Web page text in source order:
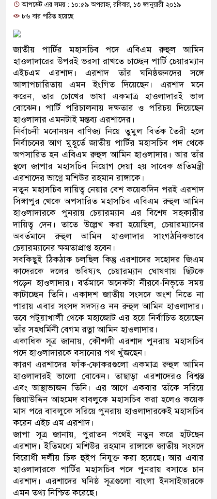
প্রধানমন্ত্রী
মাদক কারবারি গ্রেফতার
২৮ লাখ টাকার জাল নোটসহ
থানা পুলিশ
যেকোনো সময় বেনজীরের
নেতৃত্ব ও গণতন্ত্রের মূর্তমান প্রতীক
যে ভাবে ডেভিড ইমনের কাছে
‘আজহার খান’
অবৈধ বিদেশি পিস্তল, ম্যাগাজিন
জড়িত কিশোর গ্যাংয়ের চার শিশু আটক
ডাকাতির প্রস্তুতিকালে দুইজনকে
থানা পুলিশ
আপডেট এর সময় : ১০:৫৯ অপরাহ্ন, রবিবার, ১৩ জানুয়ারী ২০১৯
৮৬ বার পঠিত হয়েছে
জাতীয় পার্টির মহাসচিব পদে এবিএম রুহুল আমিন
হাওলাদারের উপরই ভরসা রাখতে চাচ্ছেন পার্টি চেয়ারম্যান
এইচএম এরশাদ। এরশাদ তাঁর ঘনিষ্ঠজনদের সঙ্গে
আলাপচারিতায় এমন ইংগিত দিয়েছেন। এরশাদ মনে
করেন, তার চোখের ভাষা একমাত্র হাওলাদারই ভাল
বোঝেন। পার্টি পরিচালনায় দক্ষতার ও পরিচয় দিয়েছেন
হাওলাদার এমনটাই মন্তব্য এরশাদের।
নির্বাচনী মনোনয়ন বাণিজ্য নিয়ে তুমুল বির্তক তৈরী হলে
নির্বাচনের আগ মুহূর্তে জাতীয় পার্টির মহাসচিব পদ থেকে
অপসারিত হন এবিএম রুহুল আমিন হাওলাদার। আর তাঁর
স্থলে জাপার মহাসচিব নিয়োগ দেয়া হয় সাবেক প্রতিমন্ত্রী
এরশাদের ভাগ্নে মশিউর রহমান রাঙ্গাকে।
নতুন মহাসচিব দায়িত্ব নেয়ার বেশ কয়েকদিন পরই এরশাদ
সিঙ্গাপুর থেকে অপসারিত মহাসচিব এবিএম রুহুল আমিন
হাওলাদারকে পুনরায় চেয়ারম্যান এর বিশেষ সহকারীর
দায়িত্ব দেন। তাতে উল্লেখ করা হয়েছিল, চেয়ারম্যানের
অবর্তমানে রুহুল আমিন হাওলাদার সাংগঠনিকভাবে
চেয়ারম্যানের ক্ষমতাপ্রাপ্ত হবেন।
সবকিছুই ঠিকঠাক চলছিল কিন্তু এরশাদের সহোদর জিএম
কাদেরকে দলের ভবিষ্যৎ চেয়ারম্যান ঘোষণায় ছিটকে
পড়েন হাওলাদার। বর্তমানে অনেকটা নীরবে-নিভৃতে সময়
কাটাচ্ছেন তিনি। একাদশ জাতীয় সংসদে অংশ নিতে না
পারায় এবার সংসদ সদস্যও নন রুহুল আমিন হাওলাদার।
তবে পটুয়াখালী থেকে মহাজোট এর হয়ে নির্বাচিত হয়েছেন
তাঁর সহধর্মিনী বেগম রত্না আমিন হাওলাদার।
একাধিক সূত্র জানায়, কৌশলী এরশাদ পুনরায় মহাসচিব
পদে হাওলাদারকে বসানোর পথ খুঁজছেন।
কারণ এরশাদের ফাঁক-ফোকরগুলো একমাত্র রুহুল আমিন
হাওলাদারই ভালো বোঝেন। তাছাড়া এরশাদেরও বিশ্বস্ত
এবং আস্থাভাজন তিনি। এর আগে একবার তাঁকে সরিয়ে
জিয়াউদ্দিন আহমেদ বাবলুকে মহাসচিব করা হলেও কয়েক
মাস পরে বাবলুকে সরিয়ে পুনরায় হাওলাদারকেই মহাসচিব
করেন এইচ এম এরশাদ।
জাপা সূত্র জানায়, পুরাতন পথেই নতুন করে হাঁটছেন
এরশাদ। ইতিমধ্যে মশিউর রহমান রাঙ্গাকে জাতীয় সংসদে
বিরোধী দলীয় চিফ হুইপ নিযুক্ত করা হয়েছে। আর এবার
হাওলাদারকে পার্টির মহাসচিব পদে পুনরায় বসাতে চান
এরশাদ। এরশাদের ঘনিষ্ঠ সূত্রগুলো বাংলা ইনসাইডারকে
এমন তথ্য নিশ্চিত করেছে।